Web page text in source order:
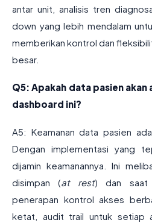
antar unit, analisis tren
down yang lebih mendalam
memberikan kontrol dan
besar.
Q5: Apakah data pasien akan
dashboard ini?
A5: Keamanan data pasien
Dengan implementasi yang
dijamin keamanannya. Ini
disimpan (at rest) dan saat
penerapan kontrol akses
ketat, audit trail untuk setiap